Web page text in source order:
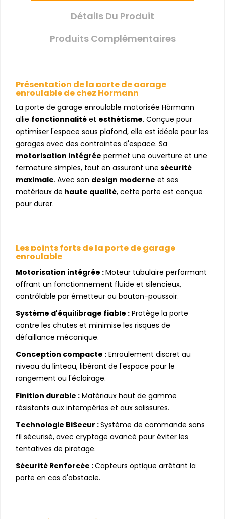
Détails Du Produit
Produits Complémentaires
Présentation de la porte de garage
enroulable de chez Hormann
La porte de garage enroulable motorisée Hörmann
allie fonctionnalité et esthétisme. Conçue pour
optimiser l'espace sous plafond, elle est idéale pour les
garages avec des contraintes d'espace. Sa
motorisation intégrée permet une ouverture et une
fermeture simples, tout en assurant une sécurité
maximale. Avec son design moderne et ses
matériaux de haute qualité, cette porte est conçue
pour durer.
Les points forts de la porte de garage
enroulable
Motorisation intégrée :Moteur tubulaire performant
offrant un fonctionnement fluide et silencieux,
contrôlable par émetteur ou bouton-poussoir.
Système d'équilibrage fiable : Protège la porte
contre les chutes et minimise les risques de
défaillance mécanique.
Conception compacte : Enroulement discret au
niveau du linteau, libérant de l'espace pour le
rangement ou l'éclairage.
Finition durable : Matériaux haut de gamme
résistants aux intempéries et aux salissures.
Technologie BiSecur :Système de commande sans
fil sécurisé, avec cryptage avancé pour éviter les
tentatives de piratage.
Sécurité Renforcée :Capteurs optique arrêtant la
porte en cas d'obstacle.